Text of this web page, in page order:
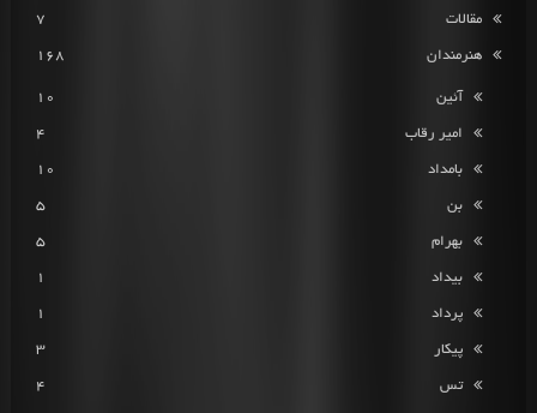
مقالات 7
هنرمندان 168
آئین 10
امیر رقاب 4
بامداد 10
بن 5
بهرام 5
بیداد 1
پرداد 1
پیکار 3
تس 4